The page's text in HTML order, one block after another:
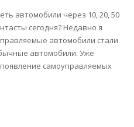
автомобили через 10, 20, 50
сегодня? Недавно я
автомобили стали
автомобили. Уже
самоуправляемых